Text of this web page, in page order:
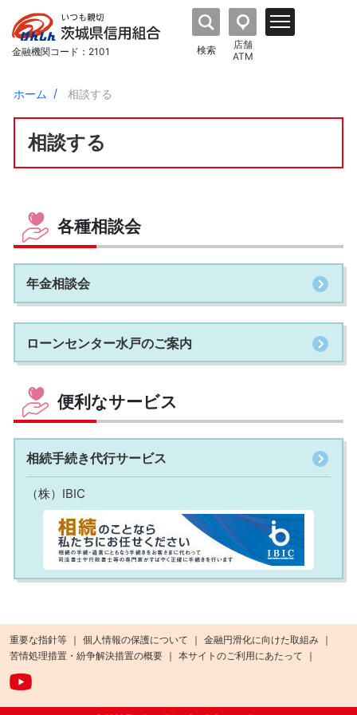
金融機関コード：2101 検索
店舗
ATM
ホーム 相談する
相談する
各種相談会
年金相談会
ローンセンター水戸のご案内
便利なサービス
相続手続き代行サービス
（株）IBIC
重要な指針等 個人情報の保護について
金融円滑化に向けた取組み
苦情処理措置・紛争解決措置の概要
本サイトのご利用にあたって